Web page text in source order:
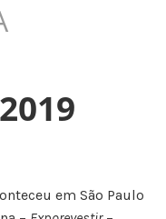
em São Paulo